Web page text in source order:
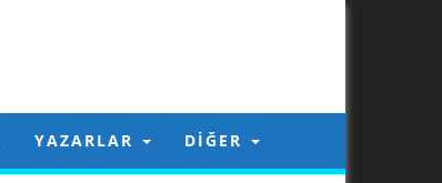
YAZARLAR DIĞER